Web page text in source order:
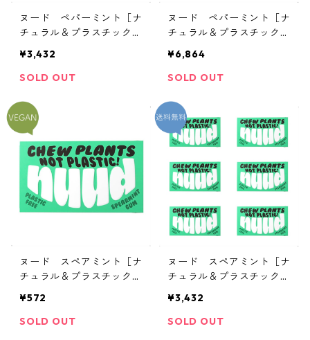
ヌード ペパーミント［ナ
チュラル＆プラスチックフ
¥3,432
SOLD OUT
ヌード ペパーミント［ナ
チュラル＆プラスチックフ
¥6,864
SOLD OUT
ヌード スペアミント［ナ
チュラル＆プラスチックフ
¥572
SOLD OUT
ヌード スペアミント［ナ
チュラル＆プラスチックフ
¥3,432
SOLD OUT